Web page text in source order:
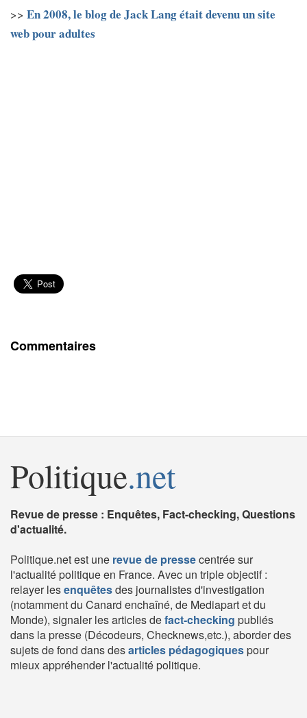
>> En 2008, le blog de Jack Lang était devenu un site
web pour adultes
Commentaires
Politique.net
Revue de presse : Enquêtes, Fact-checking, Questions
d'actualité.
Politique.net est une revue de pressecentrée sur
l'actualité politique en France. Avec un triple objectif :
relayer lesenquêtesdes journalistes d'investigation
(notamment du Canard enchaîné, de Mediapart et du
Monde), signaler les articles defact-checking publiés
dans la presse (Décodeurs, Checknews,etc.), aborder des
sujets de fond dans desarticles pédagogiquespour
mieux appréhender l'actualité politique.